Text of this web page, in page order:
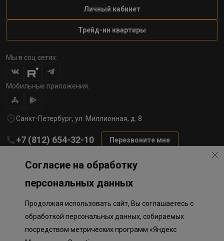
Личный кабинет
Трейд-ин квартиры
Мы в соц сетях:
Мобильные приложения:
Санкт-Петербург, ул. Миллионная, д. 8
+7 (812) 654-32-10 Перезвоните мне
Политика обработки персональных данных
Информация о плановом направлении средств
на строительство соц.объектов в Окле
Приложение к программе лояльности
Разработка сайта «Пикмедиа»
Согласие на обработку
персональных данных
Продолжая использовать сайт, Вы соглашаетесь с
обработкой персональных данных, собираемых
посредством метрических программ «Яндекс